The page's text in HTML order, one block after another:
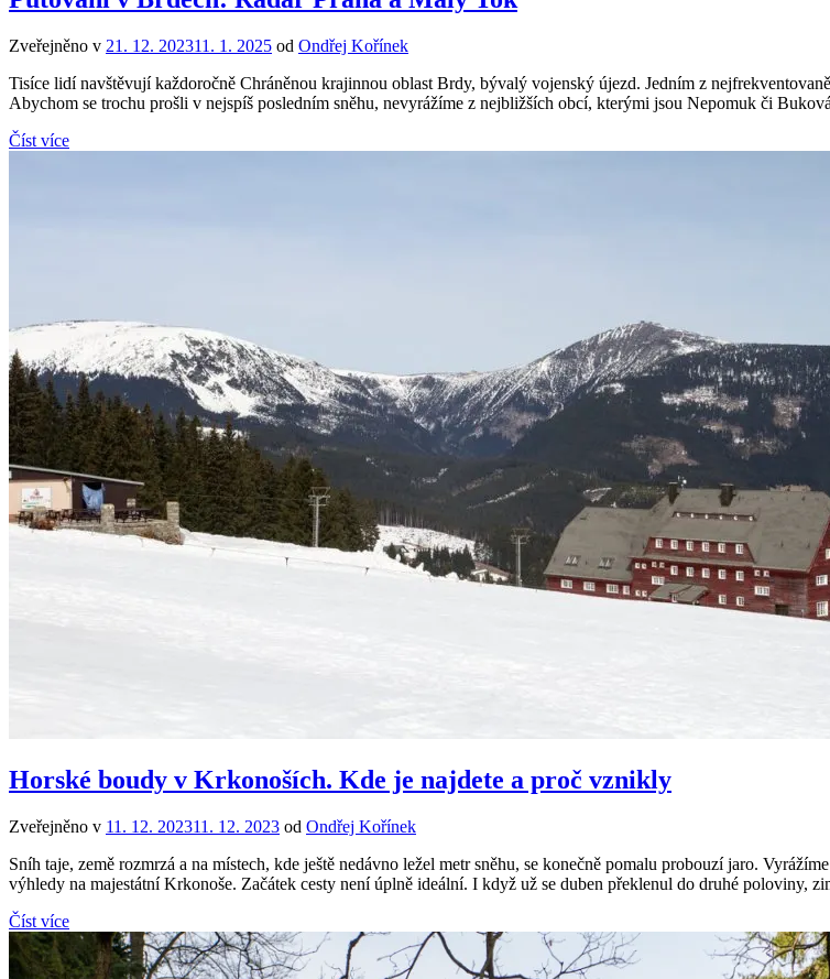
Zveřejněno v 21. 12. 202311. 1. 2025 od Ondřej Kořínek
Tisíce lidí navštěvují každoročně Chráněnou krajinnou oblast Brdy, bývalý vojenský újezd. Jedním z
Abychom se trochu prošli v nejspíš posledním sněhu, nevyrážíme z nejbližších obcí, kterými jsou Nepomuk či
Číst více
Horské boudy v Krkonoších. Kde je najdete a proč vznikly
Zveřejněno v 11. 12. 202311. 12. 2023 od Ondřej Kořínek
Sníh taje, země rozmrzá a na místech, kde ještě nedávno ležel metr sněhu, se konečně pomalu probouzí jaro.
výhledy na majestátní Krkonoše. Začátek cesty není úplně ideální. I když už se duben překlenul do druhé poloviny,
Číst více